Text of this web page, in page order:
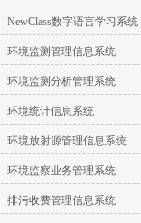
NewClass数字语言学习系统
环境监测管理信息系统
环境监测分析管理系统
环境统计信息系统
环境放射源管理信息系统
环境监察业务管理系统
排污收费管理信息系统